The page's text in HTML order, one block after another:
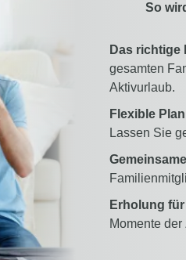
So
Das richtige
gesamten
Aktivurlaub.
Flexible
Lassen Sie
Erholung
Momente